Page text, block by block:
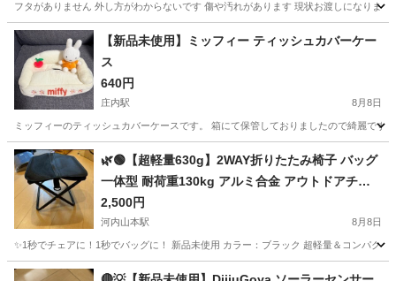
フタがありません 外し方がわからないです 傷や汚れがあります 現状お渡しになります
大阪 八尾市 時計 SEIKO
【新品未使用】ミッフィー ティッシュカバーケー
ス
640円
庄内駅 8月8日
ミッフィーのティッシュカバーケースです。 箱にて保管しておりましたので綺麗で
大阪 豊中市 庄内駅 収納家具 ミッフィー
🌿🟢【超軽量630g】2WAY折りたたみ椅子 バッグ
一体型 耐荷重130kg アルミ合金 アウトドアチェ
ア ブラック
2,500円
河内山本駅 8月8日
✨1秒でチェアに！1秒でバッグに！ 新品未使用 カラー：ブラック 超軽量＆コンパク
大阪 八尾市 河内山本駅 椅子